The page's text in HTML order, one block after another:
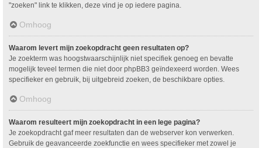
"zoeken" link te klikken, deze vind je op iedere pagina.
Omhoog
Waarom levert mijn zoekopdracht geen resultaten op?
Je zoekterm was hoogstwaarschijnlijk niet specifiek genoeg en bevatte
mogelijk teveel termen die niet door phpBB3 geïndexeerd worden. Wees
specifieker en gebruik, bij uitgebreid zoeken, de beschikbare opties.
Omhoog
Waarom resulteert mijn zoekopdracht in een lege pagina?
Je zoekopdracht gaf meer resultaten dan de webserver kon verwerken.
Gebruik de geavanceerde zoekfunctie en wees specifieker met zowel je